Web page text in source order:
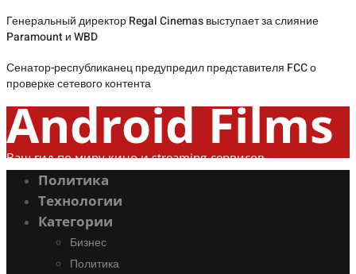
Генеральный директор Regal Cinemas выступает за слияние
Paramount и WBD
Сенатор-республиканец предупредил представителя FCC о
проверке сетевого контента
Android Films
Ваш гид по миру кино и streaming-сервисов
Политика
Технологии
Категории
Бизнес
Политика